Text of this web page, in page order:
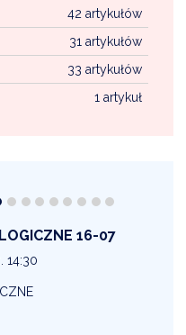
42 artykułów
31 artykułów
33 artykułów
1 artykuł
16-07
14:30